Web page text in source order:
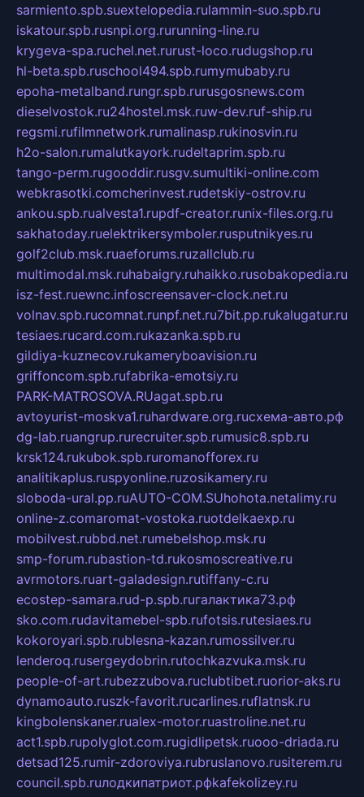
sarmiento.spb.suextelopedia.rulammin-suo.spb.ru
iskatour.spb.rusnpi.org.rurunning-line.ru
krygeva-spa.ruchel.net.rurust-loco.rudugshop.ru
hl-beta.spb.ruschool494.spb.rumymubaby.ru
epoha-metalband.rungr.spb.rurusgosnews.com
dieselvostok.ru24hostel.msk.ruw-dev.ruf-ship.ru
regsmi.rufilmnetwork.rumalinasp.rukinosvin.ru
h2o-salon.rumalutkayork.rudeltaprim.spb.ru
tango-perm.rugooddir.rusgv.sumultiki-online.com
webkrasotki.comcherinvest.rudetskiy-ostrov.ru
ankou.spb.rualvesta1.rupdf-creator.runix-files.org.ru
sakhatoday.ruelektrikersymboler.rusputnikyes.ru
golf2club.msk.ruaeforums.ruzallclub.ru
multimodal.msk.ruhabaigry.ruhaikko.rusobakopedia.ru
isz-fest.ruewnc.infoscreensaver-clock.net.ru
volnav.spb.rucomnat.runpf.net.ru7bit.pp.rukalugatur.ru
tesiaes.rucard.com.rukazanka.spb.ru
gildiya-kuznecov.rukameryboavision.ru
griffoncom.spb.rufabrika-emotsiy.ru
PARK-MATROSOVA.RUagat.spb.ru
avtoyurist-moskva1.ruhardware.org.ruсхема-авто.рф
dg-lab.ruangrup.rurecruiter.spb.rumusic8.spb.ru
krsk124.rukubok.spb.ruromanofforex.ru
analitikaplus.ruspyonline.ruzosikamery.ru
sloboda-ural.pp.ruAUTO-COM.SUhohota.netalimy.ru
online-z.comaromat-vostoka.ruotdelkaexp.ru
mobilvest.rubbd.net.rumebelshop.msk.ru
smp-forum.rubastion-td.rukosmoscreative.ru
avrmotors.ruart-galadesign.rutiffany-c.ru
ecostep-samara.rud-p.spb.ruгалактика73.рф
sko.com.rudavitamebel-spb.rufotsis.rutesiaes.ru
kokoroyari.spb.rublesna-kazan.rumossilver.ru
lenderoq.rusergeydobrin.rutochkazvuka.msk.ru
people-of-art.rubezzubova.ruclubtibet.ruorior-aks.ru
dynamoauto.ruszk-favorit.rucarlines.ruflatnsk.ru
kingbolenskaner.rualex-motor.ruastroline.net.ru
act1.spb.rupolyglot.com.rugidlipetsk.ruooo-driada.ru
detsad125.rumir-zdoroviya.rubruslanovo.rusiterem.ru
council.spb.ruлодкипатриот.рфkafekolizey.ru